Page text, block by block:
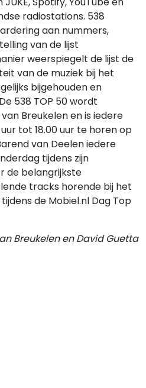
radiostations. 538
aan nummers,
van de lijst
weerspiegelt de lijst de
van de muziek bij het
bijgehouden en
538 TOP 50 wordt
Breukelen en is iedere
tot 18.00 uur te horen op
van Deelen iedere
tijdens zijn
de belangrijkste
tracks horende bij het
de Mobiel.nl Dag Top
Breukelen en David Guetta